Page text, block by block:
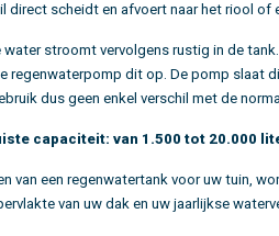
direct scheidt en afvoert naar het riool of
water stroomt vervolgens rustig in de
regenwaterpomp dit op. De pomp slaat
dus geen enkel verschil met de
capaciteit: van 1.500 tot 20.000
van een regenwatertank voor uw tuin,
van uw dak en uw jaarlijkse